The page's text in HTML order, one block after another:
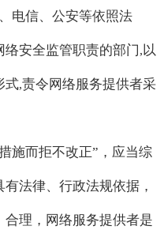
电信、公安等依照法
安全监管职责的部门,以
式,责令网络服务提供者采
施而拒不改正”，应当综
法律、行政法规依据，
理，网络服务提供者是